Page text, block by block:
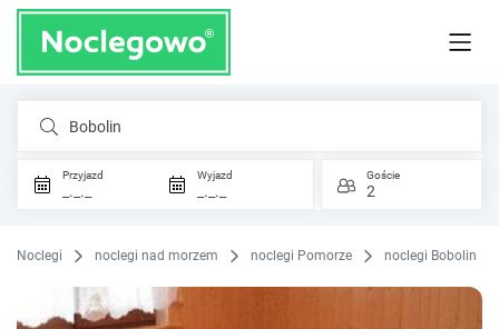
Bobolin
Przyjazd
_._._
Wyjazd
_._._
Goście
2
Noclegi noclegi nad morzem noclegi Pomorze noclegi Bobolin